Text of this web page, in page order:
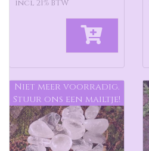
incl 21% BTW
Niet meer voorradig.
Stuur ons een mailtje!